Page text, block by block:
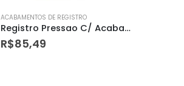
ACABAMENTOS DE REGISTRO
Purificador de água Vitale Branco
R$99,00